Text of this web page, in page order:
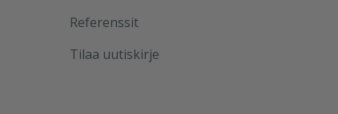
Referenssit
Tilaa uutiskirje